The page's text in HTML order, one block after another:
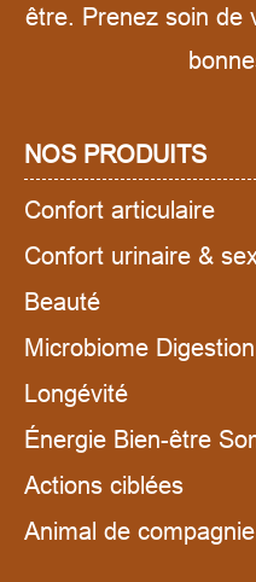
être. Prenez soin de
NOS PRODUITS
Confort articulaire
Confort urinaire &
Beauté
Microbiome
Longévité
Énergie Bien-être
Actions ciblées
Animal de compagnie